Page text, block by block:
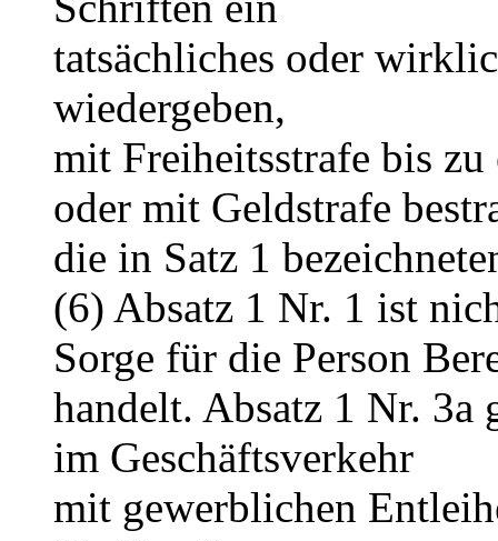
tatsächliches oder
wiedergeben,
mit Freiheitsstrafe bis zu
oder mit Geldstrafe
die in Satz 1
(6) Absatz 1 Nr. 1 ist
Sorge für die Person
handelt. Absatz 1 Nr.
im Geschäftsverkehr
mit gewerblichen